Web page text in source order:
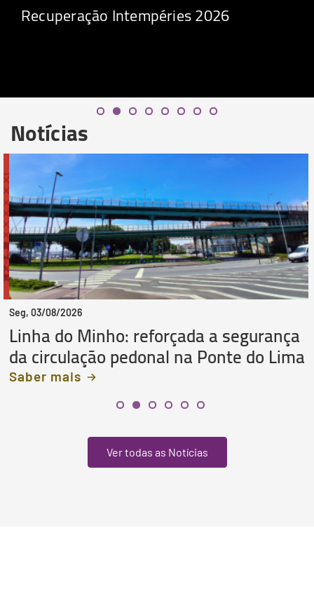
Recuperação Intempéries 2026
Notícias
Seg, 03/08/2026
Linha do Minho: reforçada a segurança
da circulação pedonal na Ponte do Lima
Saber mais
Ver todas as Notícias